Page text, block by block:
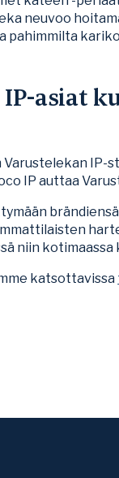
neuvoo
pahimmilta
asiat
IP-
IP auttaa
niin kotimaassa
katsottavissa